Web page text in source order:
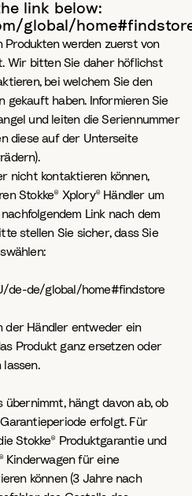
link below:
global/
Produkten werden zuerst von
Wir bitten Sie daher höflichst
bei welchem Sie den
gekauft haben. Informieren Sie
und leiten die Seriennummer
diese auf der Unterseite
nicht kontaktieren können,
Stokke® Xplory® Händler um
Link nach dem
stellen Sie sicher, dass Sie
de-de/global/home#findstore
der Händler entweder ein
Produkt ganz ersetzen oder
übernimmt, hängt davon ab, ob
erfolgt. Für
Stokke® Produktgarantie und
Kinderwagen für eine
können (3 Jahre nach